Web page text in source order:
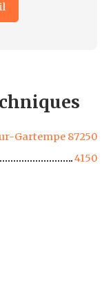
Gartempe 87250
4150